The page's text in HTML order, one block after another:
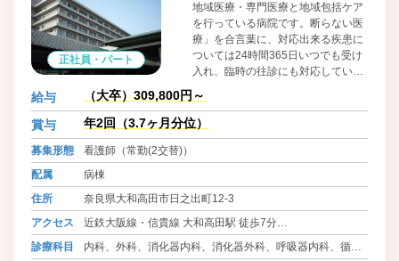
正社員・パート
地域医療・専門医療と地域包括ケア
を行っている病院です。断らない医
療」を合言葉に、対応出来る疾患に
ついては24時間365日いつでも受け
入れ、臨時の往診にも対応していま
命を自覚する人材の育成にも力を入
れ、「無差別平等の地域包括ケア」
を目標に、地域の皆様が安心して暮
給与 （大卒）309,800円～
賞与 年2回（3.7ヶ月分位）
募集形態
看護師（常勤(2交替)）
配属
病棟
住所
奈良県大和高田市日之出町12-3
アクセス
近鉄大阪線・信貴線 大和高田駅 徒歩7分
JR和歌山線、ＪＲ桜井線・万葉まほろば線 高田駅 徒歩14
診療科目
内科、外科、消化器内科、消化器外科、呼吸器内科、循環